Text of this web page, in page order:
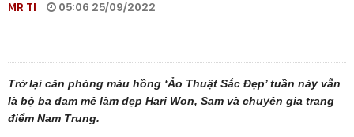
MR TI 05:06 25/09/2022
Trở lại căn phòng màu hồng ‘Ảo Thuật Sắc Đẹp’ tuần này vẫn
là bộ ba đam mê làm đẹp Hari Won, Sam và chuyên gia trang
điểm Nam Trung.